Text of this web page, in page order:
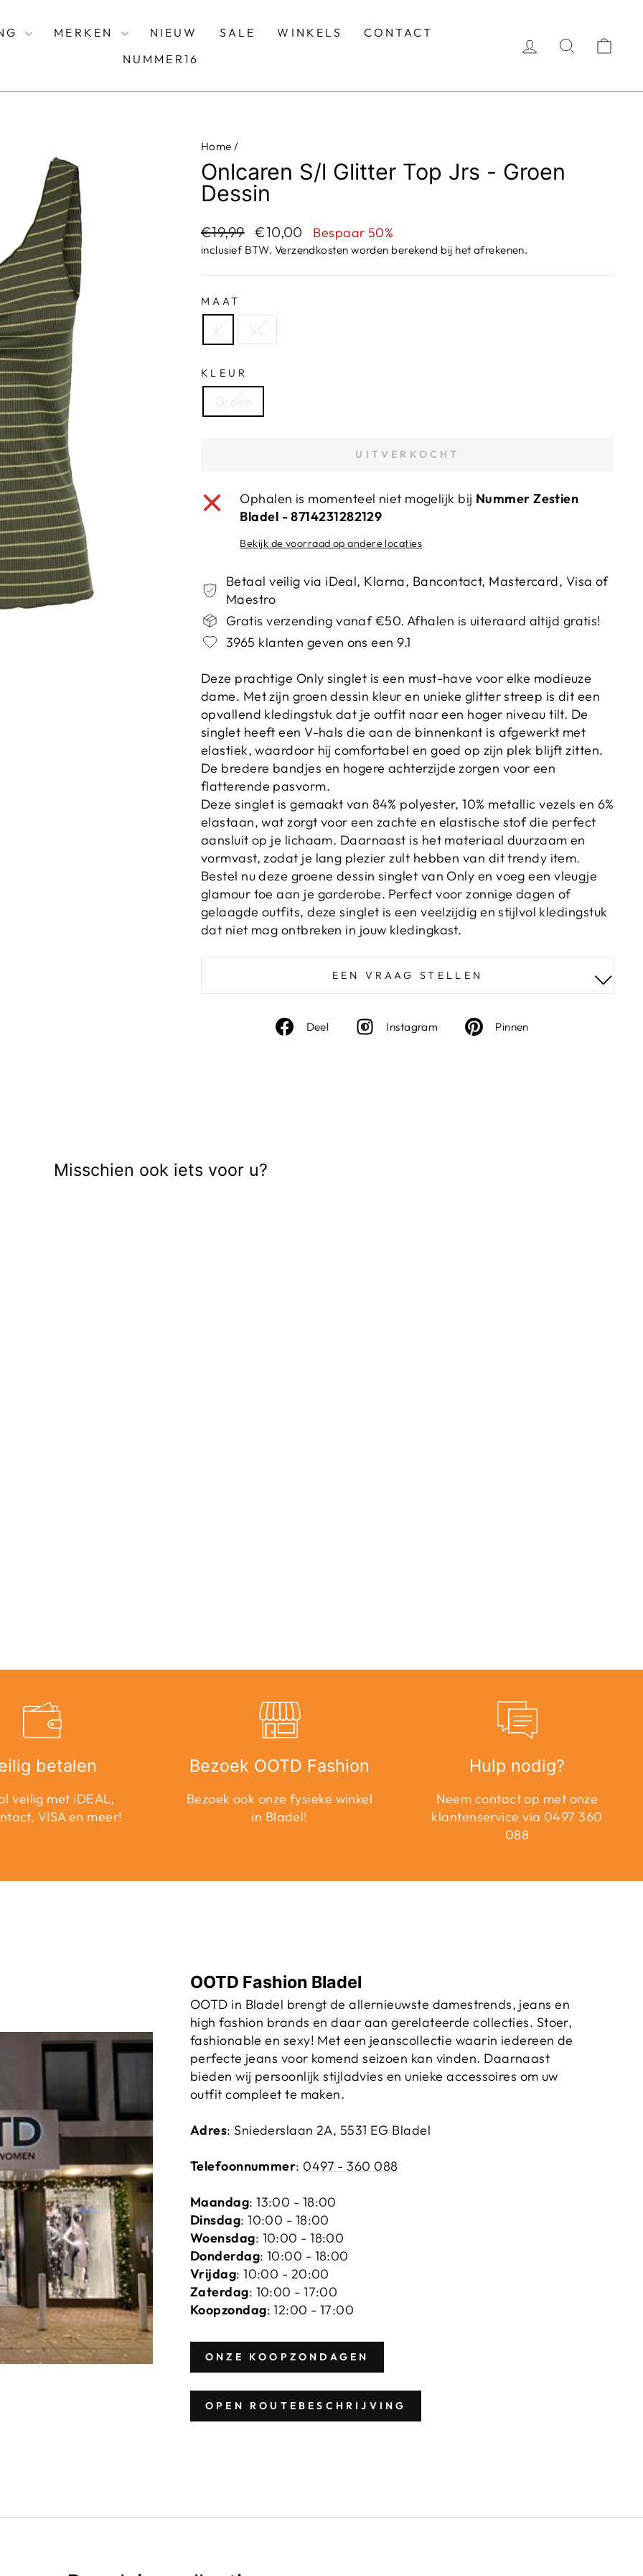
MERKEN NIEUW SALE WINKELS
CONTACT
NUMMER16
INLOGGEN
ZOEKEN
Home /
Onlcaren S/l Glitter Top Jrs - Groen
Dessin
Adviesprijs
€19,99 Aanbiedingsprijs
€10,00 Bespaar 50%
inclusief BTW. Verzendkosten worden berekend bij het afrekenen.
MAAT
L XL
KLEUR
Groen
UITVERKOCHT
Ophalen is momenteel niet mogelijk bij Nummer Zestien
Bladel - 8714231282129
Bekijk de voorraad op andere locaties
Betaal veilig via iDeal, Klarna, Bancontact, Mastercard, Visa of
Maestro
Gratis verzending vanaf €50. Afhalen is uiteraard altijd gratis!
3965 klanten geven ons een 9.1
Deze prachtige Only singlet is een must-have voor elke modieuze
dame. Met zijn groen dessin kleur en unieke glitter streep is dit een
opvallend kledingstuk dat je outfit naar een hoger niveau tilt. De
singlet heeft een V-hals die aan de binnenkant is afgewerkt met
elastiek, waardoor hij comfortabel en goed op zijn plek blijft zitten.
De bredere bandjes en hogere achterzijde zorgen voor een
flatterende pasvorm.
Deze singlet is gemaakt van 84% polyester, 10% metallic vezels en 6%
elastaan, wat zorgt voor een zachte en elastische stof die perfect
aansluit op je lichaam. Daarnaast is het materiaal duurzaam en
vormvast, zodat je lang plezier zult hebben van dit trendy item.
Bestel nu deze groene dessin singlet van Only en voeg een vleugje
glamour toe aan je garderobe. Perfect voor zonnige dagen of
gelaagde outfits, deze singlet is een veelzijdig en stijlvol kledingstuk
dat niet mag ontbreken in jouw kledingkast.
EEN VRAAG STELLEN
Deel
Deel
Instagram InstagramPinnen
Misschien ook iets voor u?
betalen
veilig met iDEAL,
VISA en meer!
Bezoek OOTD Fashion
Bezoek ook onze fysieke winkel
in Bladel!
Hulp nodig?
Neem contact op met onze
klantenservice via 0497 360
088
OOTD Fashion Bladel
OOTD in Bladel brengt de allernieuwste damestrends, jeans en
high fashion brands en daar aan gerelateerde collecties. Stoer,
fashionable en sexy! Met een jeanscollectie waarin iedereen de
perfecte jeans voor komend seizoen kan vinden. Daarnaast
bieden wij persoonlijk stijladvies en unieke accessoires om uw
outfit compleet te maken.
Adres: Sniederslaan 2A, 5531 EG Bladel
Telefoonnummer: 0497 - 360 088
Maandag: 13:00 - 18:00
Dinsdag: 10:00 - 18:00
Woensdag: 10:00 - 18:00
Donderdag: 10:00 - 18:00
Vrijdag: 10:00 - 20:00
Zaterdag: 10:00 - 17:00
Koopzondag: 12:00 - 17:00
ONZE KOOPZONDAGEN
OPEN ROUTEBESCHRIJVING